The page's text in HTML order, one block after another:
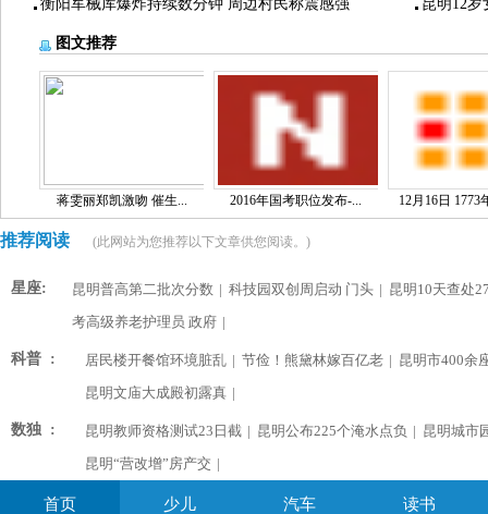
衡阳军械库爆炸持续数分钟 周边村民称震感强
昆明12
图文推荐
蒋雯丽郑凯激吻 催生... 2016年国考职位发布-... 12月16日 1773
推荐阅读 (此网站为您推荐以下文章供您阅读。)
星座: 昆明普高第二批次分数 | 科技园双创周启动 门头 | 昆明10天查处
考高级养老护理员 政府 |
科普 : 居民楼开餐馆环境脏乱 | 节俭！熊黛林嫁百亿老 | 昆明市400余
昆明文庙大成殿初露真 |
数独 : 昆明教师资格测试23日截 | 昆明公布225个淹水点负 | 昆明城市
昆明“营改增”房产交 |
首页 少儿 汽车 读书